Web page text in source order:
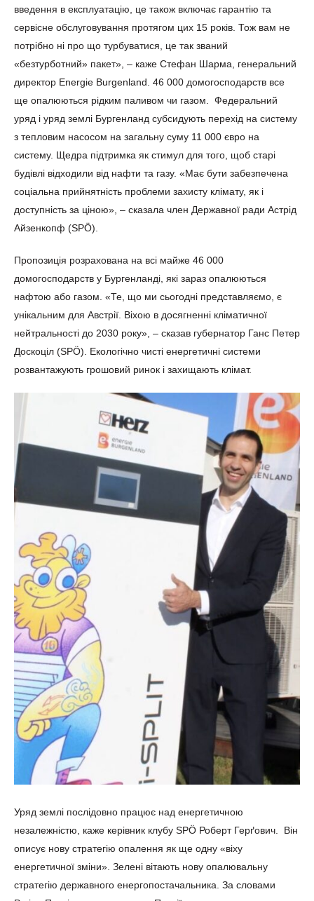
введення в експлуатацію, це також включає гарантію та
сервісне обслуговування протягом цих 15 років. Тож вам не
потрібно ні про що турбуватися, це так званий
«безтурботний» пакет», – каже Стефан Шарма, генеральний
директор Energie Burgenland. 46 000 домогосподарств все
ще опалюються рідким паливом чи газом. Федеральний
уряд і уряд землі Бургенланд субсидують перехід на систему
з тепловим насосом на загальну суму 11 000 євро на
систему. Щедра підтримка як стимул для того, щоб старі
будівлі відходили від нафти та газу. «Має бути забезпечена
соціальна прийнятність проблеми захисту клімату, як і
доступність за ціною», – сказала член Державної ради Астрід
Айзенкопф (SPÖ).
Пропозиція розрахована на всі майже 46 000
домогосподарств у Бургенланді, які зараз опалюються
нафтою або газом. «Те, що ми сьогодні представляємо, є
унікальним для Австрії. Віхою в досягненні кліматичної
нейтральності до 2030 року», – сказав губернатор Ганс Петер
Доскоціл (SPÖ). Екологічно чисті енергетичні системи
розвантажують грошовий ринок і захищають клімат.
Уряд землі послідовно працює над енергетичною
незалежністю, каже керівник клубу SPÖ Роберт Герґович. Він
описує нову стратегію опалення як ще одну «віху
енергетичної зміни». Зелені вітають нову опалювальну
стратегію державного енергопостачальника. За словами